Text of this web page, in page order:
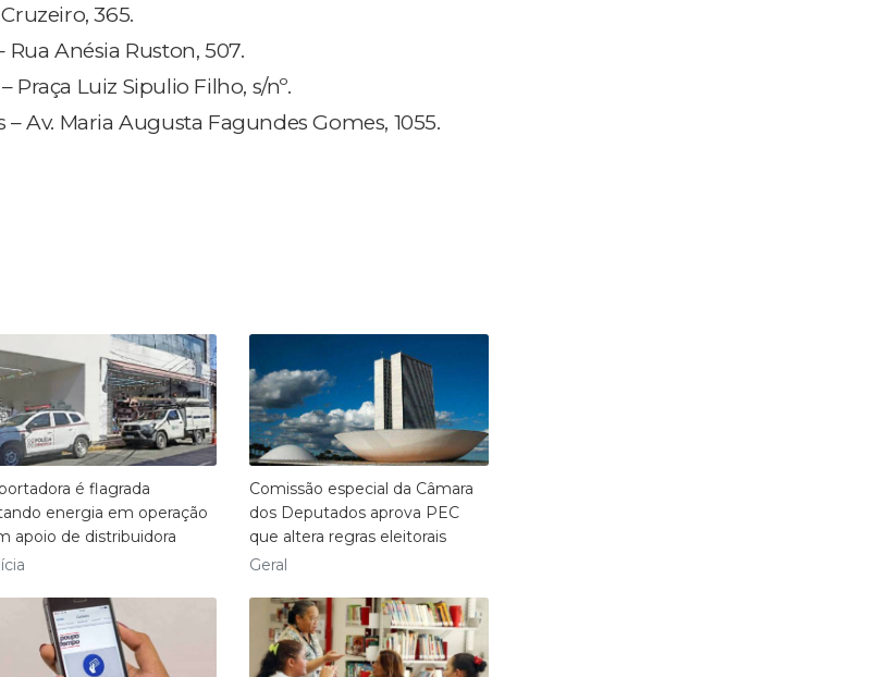
365.
Anésia Ruston, 507.
Praça Luiz Sipulio Filho, s/nº.
– Av. Maria Augusta Fagundes Gomes, 1055.
é flagrada
energia em operação
apoio de distribuidora
Comissão especial da Câmara
dos Deputados aprova PEC
que altera regras eleitorais
Geral